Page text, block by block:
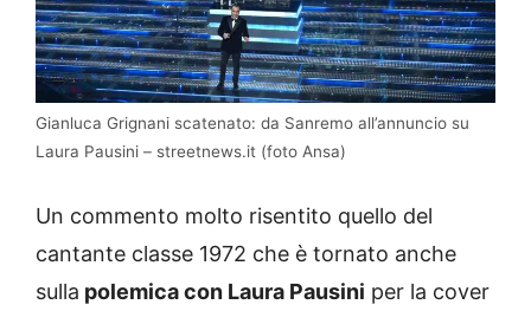
Gianluca Grignani scatenato: da Sanremo all’annuncio su
Laura Pausini – streetnews.it (foto Ansa)
Un commento molto risentito quello del
cantante classe 1972 che è tornato anche
sulla polemica con Laura Pausini per la cover